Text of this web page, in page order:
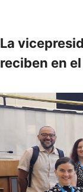
La
reciben en